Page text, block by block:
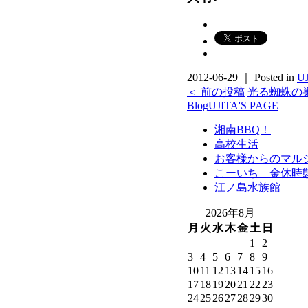
2012-06-29 ｜ Posted in
＜ 前の投稿 光る蜘蛛の
BlogUJITA'S PAGE
湘南BBQ！
高校生活
お客様からのマル
こーいち 金休時
江ノ島水族館
2026年8月
月 火 水木金土 日
1
2
3 4 5 6 7 8 9
1011 12 13141516
1718192021 22 23
24252627282930